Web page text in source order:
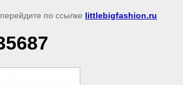
по ссылке littlebigfashion.ru